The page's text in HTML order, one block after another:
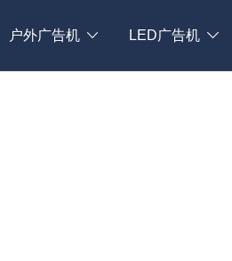
户外广告机 LED广告机